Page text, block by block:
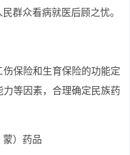
群众看病就医后顾之忧。
保险和生育保险的功能定
等因素，合理确定民族药
蒙）药品